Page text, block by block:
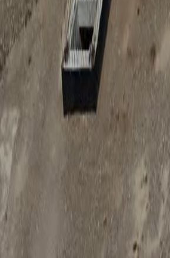
Anunțuri publice